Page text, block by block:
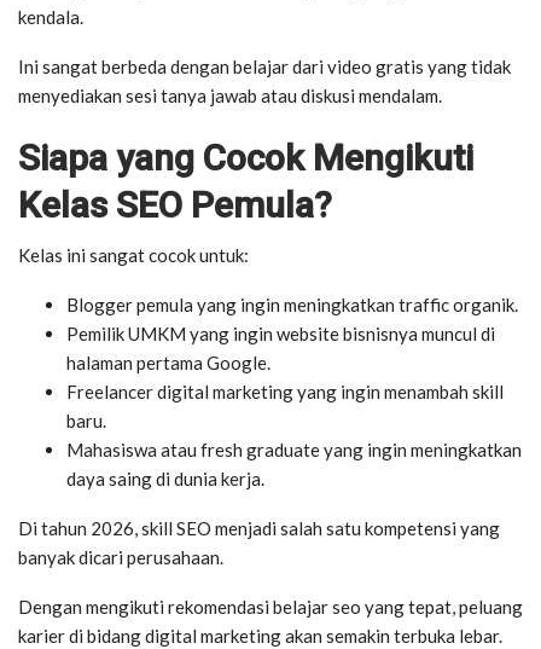
kendala.
Ini sangat berbeda dengan belajar dari video gratis yang tidak
menyediakan sesi tanya jawab atau diskusi mendalam.
Siapa yang Cocok Mengikuti
Kelas SEO Pemula?
Kelas ini sangat cocok untuk:
Blogger pemula yang ingin meningkatkan traffic organik.
Pemilik UMKM yang ingin website bisnisnya muncul di
halaman pertama Google.
Freelancer digital marketing yang ingin menambah skill
baru.
Mahasiswa atau fresh graduate yang ingin meningkatkan
daya saing di dunia kerja.
Di tahun 2026, skill SEO menjadi salah satu kompetensi yang
banyak dicari perusahaan.
Dengan mengikuti rekomendasi belajar seo yang tepat, peluang
karier di bidang digital marketing akan semakin terbuka lebar.